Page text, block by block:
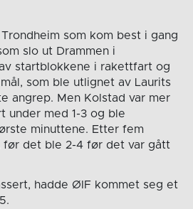
som kom best i gang
slo ut Drammen i
startblokkene i rakettfart og
som ble utlignet av Laurits
angrep. Men Kolstad var mer
under med 1-3 og ble
minuttene. Etter fem
før det ble 2-4 før det var gått
hadde ØIF kommet seg et